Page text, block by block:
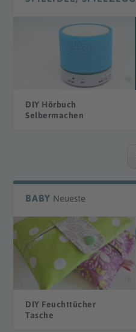
DIY Hörbuch
Selbermachen
BABY Neueste
DIY Feuchttücher
Tasche